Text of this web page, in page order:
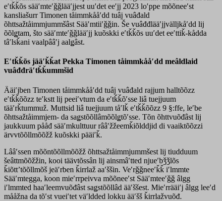
eʹtǩǩõs sääʹmteʹǧǧlääʹjjest uuʹdet eeʹjj 2023 loʹppe mõõneeʹst
kansliašurr Timonen tåimmkååʹdd tuâj vuâđald
õhttsažtåimmjummšâst Sääʹmtiiʹǧǧin. Še vuâđđlääʹjjvälljkåʹdd lij
õõlǥtam, što sääʹmteʹǧǧlääʹjj kuõskki eʹtǩǩõs uuʹdet eeʹttiǩ-kådda
tâʹlsǩani vaalpââʹj aalǥâst.
Eʹtǩǩõs jääʹǩǩat Pekka Timonen tåimmkååʹdd meâldlaid
vuâđđräʹtǩǩummšid
Ääiʹjben Timonen tåimmkååʹdd tuâj vuâđald rajjum halltõõzz
eʹtǩǩõõzz teʹkstt lij peeiʹvtum da eʹtǩǩõʹsse liâ tuejjuum
tääʹrǩtummuž. Muttsid liâ tuejjuum tåʹlǩ eʹtǩǩõõzz 9 §:ffe, leʹbe
õhttsažtåimmjem- da saǥstõõllâmõõlǥtõʹsse. Tõn õhttvuõđâst lij
jaukkuum pååđ sääʹmkulttuur rââʹžžeemǩiõlddjid di vaaiktõõzzi
ärvvtõõllmõõžž kuõskki pääiʹǩ.
Lââʹssen mõõntõõllmõõžž õhttsažtåimmjummšest lij tiudduum
šeâttmõõžžin, kooi täävtõssân lij ainsmâʹtted njueʹbǯǯlõs
ǩiõttʼtõõllmõš jeäʹrben ǩirrlaž aaʹššin. Veʹrǧǧneeʹǩǩ iʹlmmte
Sääʹmtegga, koon mieʹrrpeivva mõõneeʹst Sääʹmteeʹǧǧ âlgg
iʹlmmted haaʹleemvuõđâst saǥstõõllâd ääʹššest. Mieʹrrääiʹj âlgg leeʹd
mååžna da tõʹst vueiʹtet väʹldded lokku ääʹšš ǩirrlažvuõđ.